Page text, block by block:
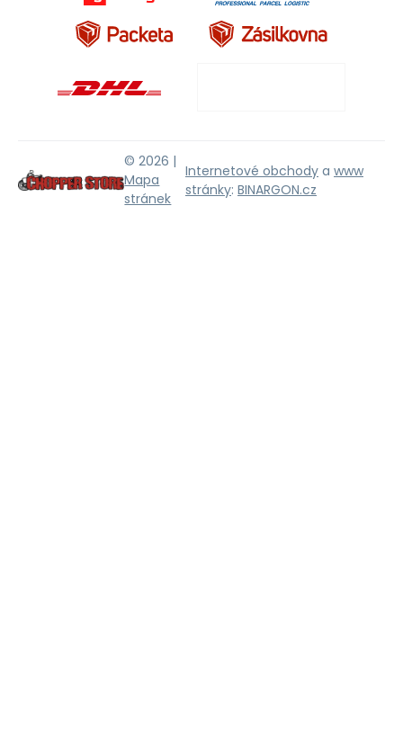
© 2026 |
Mapa
stránek
Internetové obchody a www
stránky: BINARGON.cz